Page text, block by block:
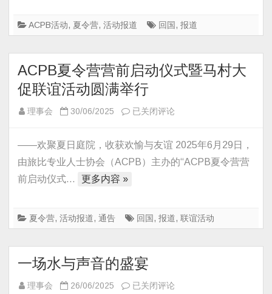
令
圆
满
结
束
ACPB活动, 夏令营, 活动报道 回国, 报道
ACPB夏令营营前启动仪式暨马村大
促联谊活动圆满举行
理事会 30/06/2025
ACPB
令
营
动
式
暨
已关闭评论
——欢聚夏日庭院，收获欢愉与友谊 2025年6月29日，
由旅比专业人士协会（ACPB）主办的“ACPB夏令营营
前启动仪式…
更多内容 »
夏令营, 活动报道, 通告 回国, 报道, 联谊活动
一场水与声音的盛宴
理事会 26/06/2025
一
已关闭评论